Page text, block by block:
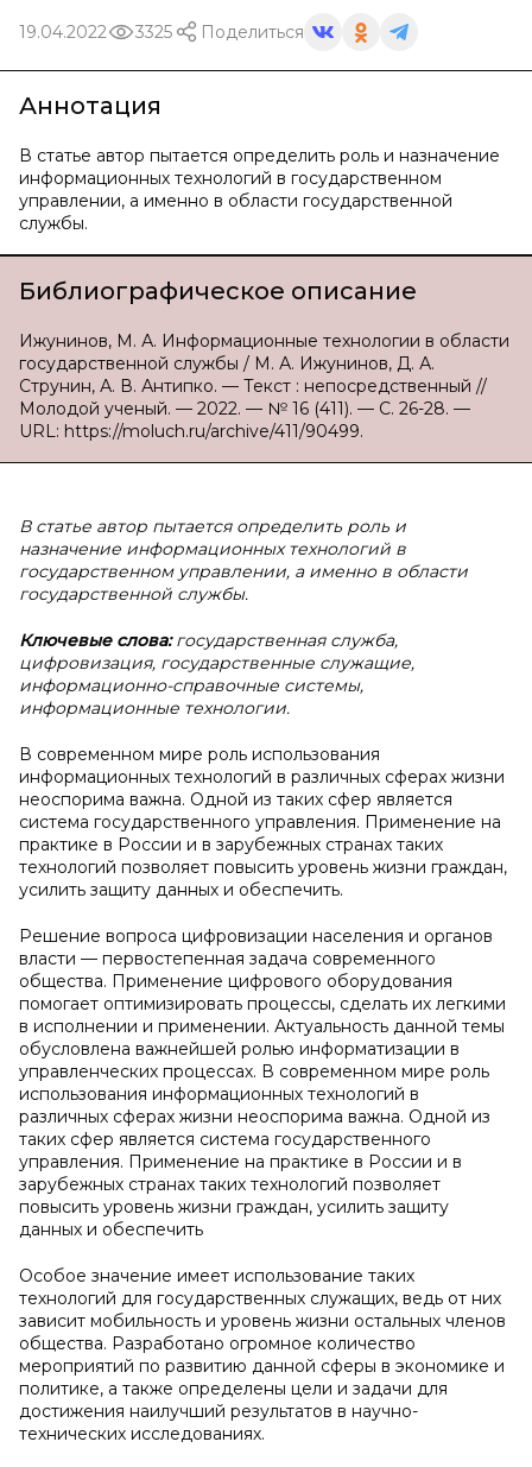
19.04.2022 3325 Поделиться
Аннотация
В статье автор пытается определить роль и назначение
информационных технологий в государственном
управлении, а именно в области государственной
службы.
Библиографическое описание
Ижунинов, М. А. Информационные технологии в области
государственной службы / М. А. Ижунинов, Д. А.
Струнин, А. В. Антипко. — Текст : непосредственный //
Молодой ученый. — 2022. — № 16 (411). — С. 26-28. —
URL: https://moluch.ru/archive/411/90499.
В статье автор пытается определить роль и
назначение информационных технологий в
государственном управлении, а именно в области
государственной службы.
Ключевые слова:государственная служба,
цифровизация, государственные служащие,
информационно-справочные системы,
информационные технологии.
В современном мире роль использования
информационных технологий в различных сферах жизни
неоспорима важна. Одной из таких сфер является
система государственного управления. Применение на
практике в России и в зарубежных странах таких
технологий позволяет повысить уровень жизни граждан,
усилить защиту данных и обеспечить.
Решение вопроса цифровизации населения и органов
власти — первостепенная задача современного
общества. Применение цифрового оборудования
помогает оптимизировать процессы, сделать их легкими
в исполнении и применении. Актуальность данной темы
обусловлена важнейшей ролью информатизации в
управленческих процессах. В современном мире роль
использования информационных технологий в
различных сферах жизни неоспорима важна. Одной из
таких сфер является система государственного
управления. Применение на практике в России и в
зарубежных странах таких технологий позволяет
повысить уровень жизни граждан, усилить защиту
данных и обеспечить
Особое значение имеет использование таких
технологий для государственных служащих, ведь от них
зависит мобильность и уровень жизни остальных членов
общества. Разработано огромное количество
мероприятий по развитию данной сферы в экономике и
политике, а также определены цели и задачи для
достижения наилучший результатов в научно-
технических исследованиях.